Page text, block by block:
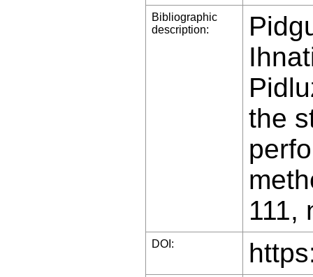
Bibliographic
description:
the
111,
DOI: